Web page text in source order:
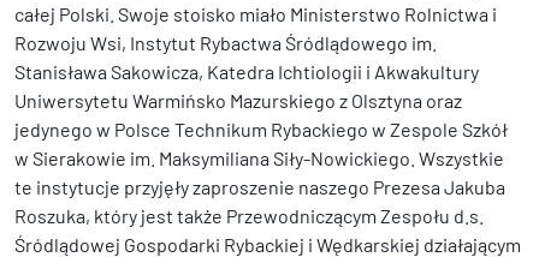
całej Polski. Swoje stoisko miało Ministerstwo Rolnictwa i
Rozwoju Wsi, Instytut Rybactwa Śródlądowego im.
Stanisława Sakowicza, Katedra Ichtiologii i Akwakultury
Uniwersytetu Warmińsko Mazurskiego z Olsztyna oraz
jedynego w Polsce Technikum Rybackiego w Zespole Szkół
w Sierakowie im. Maksymiliana Siły-Nowickiego. Wszystkie
te instytucje przyjęły zaproszenie naszego Prezesa Jakuba
Roszuka, który jest także Przewodniczącym Zespołu d.s.
Śródlądowej Gospodarki Rybackiej i Wędkarskiej działającym